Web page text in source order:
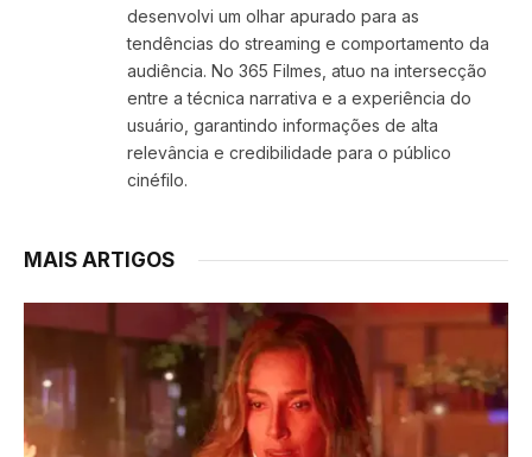
desenvolvi um olhar apurado para as
tendências do streaming e comportamento da
audiência. No 365 Filmes, atuo na intersecção
entre a técnica narrativa e a experiência do
usuário, garantindo informações de alta
relevância e credibilidade para o público
cinéfilo.
MAIS ARTIGOS